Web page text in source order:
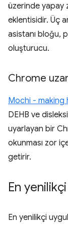
üzerinde yapay
eklentisidir. Üç
asistanı bloğu,
oluşturucu.
Chrome
Mochi -
DEHB ve
uyarlayan bir
okunması zor
getirir.
En
En yenilikçi